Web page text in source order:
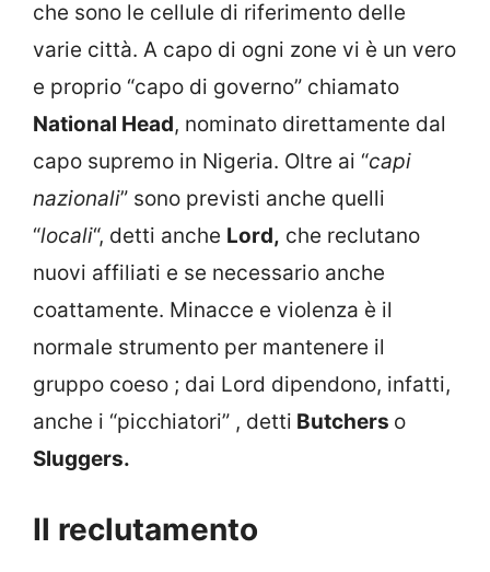
che sono le cellule di riferimento delle
varie città. A capo di ogni zone vi è un vero
e proprio “capo di governo” chiamato
National Head, nominato direttamente dal
capo supremo in Nigeria. Oltre ai “capi
nazionali” sono previsti anche quelli
“locali“, detti anche Lord, che reclutano
nuovi affiliati e se necessario anche
coattamente. Minacce e violenza è il
normale strumento per mantenere il
gruppo coeso ; dai Lord dipendono, infatti,
anche i “picchiatori” , detti Butchers o
Sluggers.
Il reclutamento